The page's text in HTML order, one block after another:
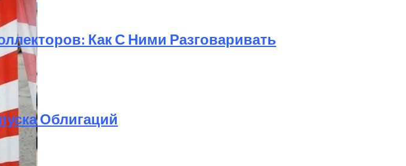
Как С Ними Разговаривать
Облигаций